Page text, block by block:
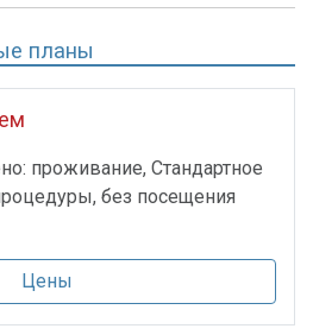
планы
проживание, Стандартное
без посещения
Цены